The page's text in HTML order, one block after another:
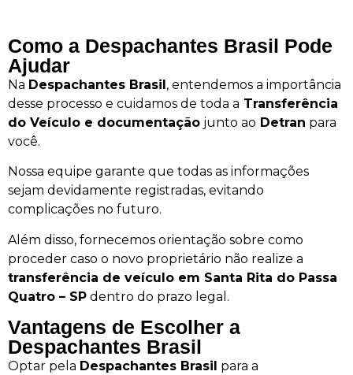
Como a Despachantes Brasil Pode
Ajudar
Na Despachantes Brasil, entendemos a importância
desse processo e cuidamos de toda a Transferência
do Veículo e documentação junto ao Detran para
você.
Nossa equipe garante que todas as informações
sejam devidamente registradas, evitando
complicações no futuro.
Além disso, fornecemos orientação sobre como
proceder caso o novo proprietário não realize a
transferência de veículo em Santa Rita do Passa
Quatro – SP dentro do prazo legal.
Vantagens de Escolher a
Despachantes Brasil
Optar pela Despachantes Brasil para a